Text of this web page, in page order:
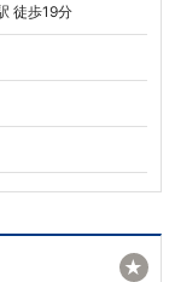
徒歩19分
★